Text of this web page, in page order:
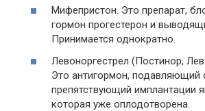
Мифепристон. Это препарат,
гормон прогестерон и
Принимается однократно.
Левоноргестрел (Постинор,
Это антигормон, подавляющий
препятствующий имплантации
которая уже оплодотворена.